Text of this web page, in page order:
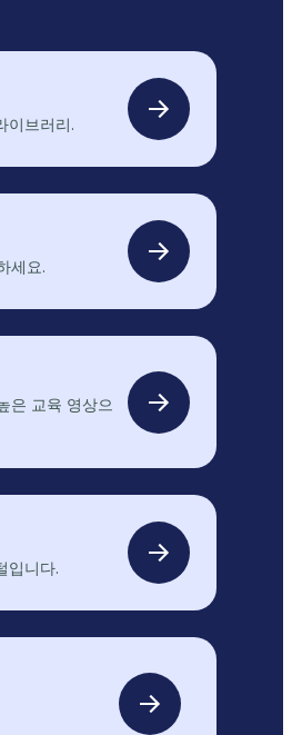
이브러리.
비
텐
츠
관
리
시
스
템
세요.
A
하
기
은 교육 영상으
A
비
디
오
스
튜
디
오
입니다.
연
지